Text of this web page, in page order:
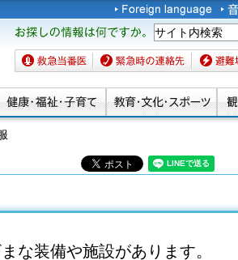
お探しの情報は何です
か。
救急当番医 緊急時の連絡先 避難場所
な装備や施設があります。